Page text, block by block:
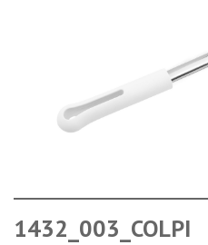
1432_003_COLPI